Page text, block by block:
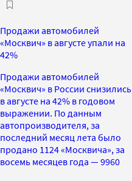
Продажи автомобилей
«Москвич» в августе упали на
42%
Продажи автомобилей
«Москвич» в России снизились
в августе на 42% в годовом
выражении. По данным
автопроизводителя, за
последний месяц лета было
продано 1124 «Москвича», за
восемь месяцев года — 9960